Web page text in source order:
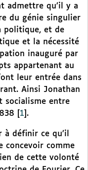
qu’il y a
du génie singulier
politique, et de
et la nécessité
inauguré par
appartenant au
leur entrée dans
Ainsi Jonathan
socialisme entre
1 .
à définir ce qu’il
concevoir comme
de cette volonté